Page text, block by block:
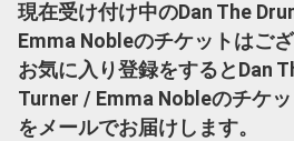
現在受け付け中のDan The
Emma Nobleのチケットはござ
お気に入り登録をするとDan
Turner / Emma Nobleのチケ
をメールでお届けします。